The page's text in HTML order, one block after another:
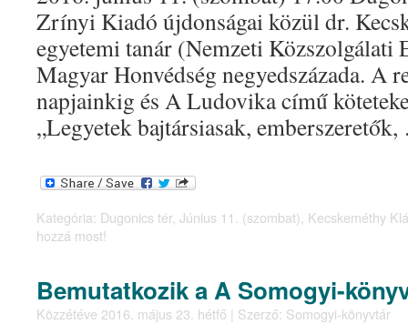
Zrínyi Kiadó újdonságai közül dr.
egyetemi tanár (Nemzeti Közszolgálati
Magyar Honvédség negyedszázada. A
napjainkig és A Ludovika című
„Legyetek bajtársiasak,
Kategória: Dugonics tér, Június 11. (szombat) Kecskeméthy
hozzá most!
Bemutatkozik a A Somogyi-
Közzétéve 2016. május 23. hétfő | Szerző: Somogyi-könyvtár